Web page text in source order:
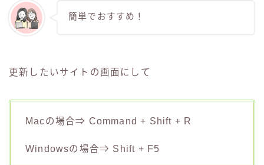
簡単でおすすめ！
更新したいサイトの画面にして
Macの場合⇒ Command + Shift + R
Windowsの場合⇒ Shift + F5